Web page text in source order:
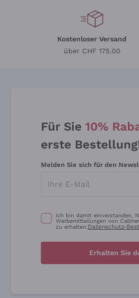
Kostenloser Versand
über CHF 175.00
Für Sie 10%
erste
Melden Sie sich für den
Ich bin damit einverstanden,
Werbemitteilungen von
zu erhalten.Datenschutz-
Erhalten Sie